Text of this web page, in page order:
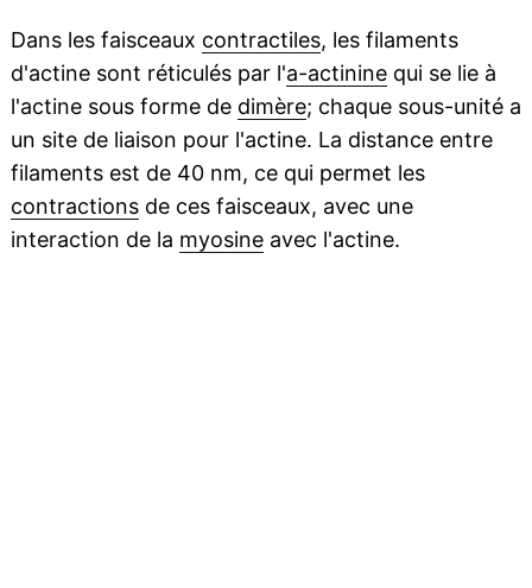
Dans les faisceaux contractiles, les filaments
d'actine sont réticulés par l'a-actininequi se lie à
l'actine sous forme de dimère; chaque sous-unité a
un site de liaison pour l'actine. La distance entre
filaments est de 40 nm, ce qui permet les
contractionsde ces faisceaux, avec une
interaction de la myosineavec l'actine.